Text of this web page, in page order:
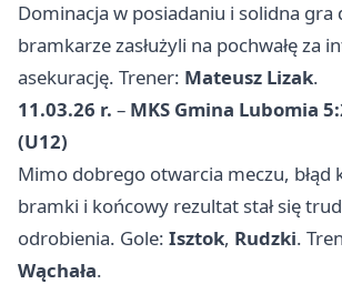
Dominacja w posiadaniu i solidna gra
bramkarze zasłużyli na pochwałę za
asekurację. Trener: Mateusz Lizak.
11.03.26 r. – MKS Gmina Lubomia
(U12)
Mimo dobrego otwarcia meczu, błąd
bramki i końcowy rezultat stał się
odrobienia. Gole: Isztok, Rudzki.
Wąchała.